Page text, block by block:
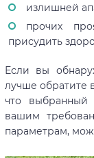
излишней
прочих
присудить
Если вы
лучше обратите
что выбранный
вашим
параметрам,